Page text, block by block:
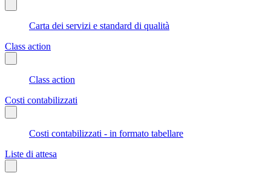
Carta dei servizi e standard di qualità
Class action
Class action
Costi contabilizzati
Costi contabilizzati - in formato tabellare
Liste di attesa